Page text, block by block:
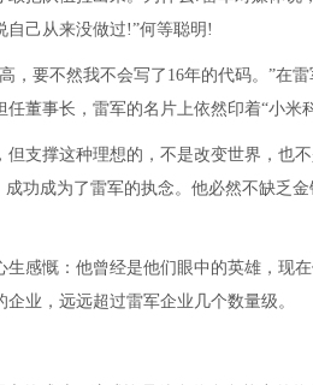
自己从来没做过!”何等聪明!
，要不然我不会写了16年的代码。”在
董事长，雷军的名片上依然印着“小米
支撑这种理想的，不是改变世界，也
功成为了雷军的执念。他必然不缺乏
感慨：他曾经是他们眼中的英雄，现
业，远远超过雷军企业几个数量级。